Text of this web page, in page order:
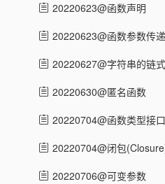
20220623@函数声明
20220623@函数参数传
20220627@字符串的链
20220630@匿名函数
20220704@函数类型接口
20220704@闭包
20220706@可变参数